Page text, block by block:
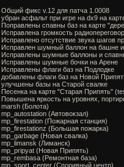
Общий фикс v.12 для патча 1.0008
убран асфальт при игре на dx9 на
Поправлены спавны баз на карте
Исправлена громкость
Исправлено отсутствие звука шагов
Исправлен шумный баллон на башне
Исправлены шумные баллоны и
Исправлены шумные бочки на Арене
Исправлены флаги баз на Подлодке
добавлены флаги баз на Новой
улучшены базы на Старой свалке
Песенка на карте "Старая Припять"
Повышена яркость на уровнях,
marsh (Болота)
mp_autostation (Автовокзал)
mp_firestation (Пожарная станция)
mp_firestationz (Большая пожарка)
mp_garbage (Новая свалка)
mp_limansk (Лиманск)
mp_pripyat (Новая Припять)
mp_rembasa (Ремонтная база)
mp_sport_center (Споривный центр)